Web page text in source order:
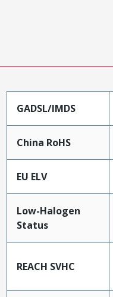
GADSL/IMDS
China RoHS
EU ELV
Low-Halogen
Status
REACH SVHC